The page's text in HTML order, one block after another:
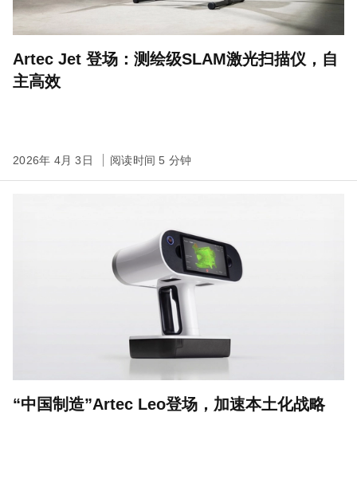
Artec Jet 登场：测绘级SLAM激光扫描仪，自
主高效
2026年 4月 3日 阅读时间 5 分钟
“中国制造”Artec Leo登场，加速本土化战略